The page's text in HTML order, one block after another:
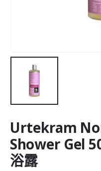
Urtekram
Shower Gel
浴露